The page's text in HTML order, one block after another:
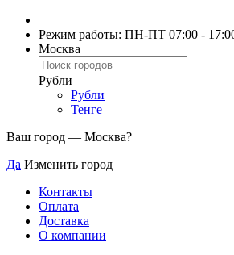
Режим работы: ПН-ПТ 07:00 -
Москва
Рубли
Рубли
Тенге
Ваш город — Москва?
Да Изменить город
Контакты
Оплата
Доставка
О компании